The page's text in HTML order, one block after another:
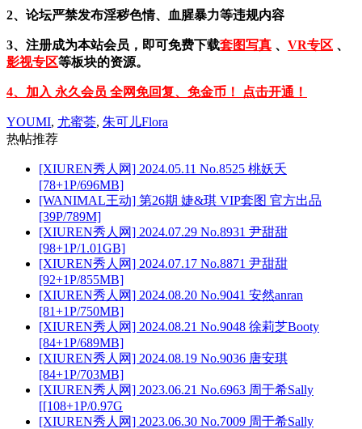
2、论坛严禁发布淫秽色情、血腥暴力等违规内容
3、注册成为本站会员，即可免费下载套图写真 、 VR专区 、
影视专区等板块的资源。
4、加入 永久会员 全网免回复、免金币！ 点击开通！
YOUMI, 尤蜜荟, 朱可儿Flora
热帖推荐
[XIUREN秀人网] 2024.05.11 No.8525 桃妖夭
[78+1P/696MB]
[WANIMAL王动] 第26期 婕&琪 VIP套图 官方出品
[39P/789M]
[XIUREN秀人网] 2024.07.29 No.8931 尹甜甜
[98+1P/1.01GB]
[XIUREN秀人网] 2024.07.17 No.8871 尹甜甜
[92+1P/855MB]
[XIUREN秀人网] 2024.08.20 No.9041 安然anran
[81+1P/750MB]
[XIUREN秀人网] 2024.08.21 No.9048 徐莉芝Booty
[84+1P/689MB]
[XIUREN秀人网] 2024.08.19 No.9036 唐安琪
[84+1P/703MB]
[XIUREN秀人网] 2023.06.21 No.6963 周于希Sally
[[108+1P/0.97G
[XIUREN秀人网] 2023.06.30 No.7009 周于希Sally